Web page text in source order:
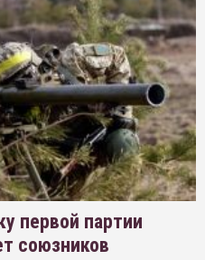
первой партии
союзников